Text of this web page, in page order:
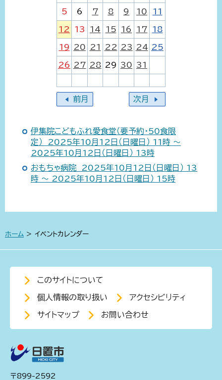
5 6 7 8 9 10 11
12 13 14 15 16 17 18
19 20 21 22 23 24 25
26 27 28 29 30 31
前月 次月
伊集院こどもふれ愛食堂（要予約・50食限
定） 2025年10月12日（日曜日） 11時 ～
2025年10月12日（日曜日） 13時
おもちゃ病院 2025年10月12日（日曜日） 13
時 ～ 2025年10月12日（日曜日） 15時
ホーム > イベントカレンダー
このサイトについて
個人情報の取り扱い アクセシビリティ
サイトマップ お問い合わせ
〒899-2592